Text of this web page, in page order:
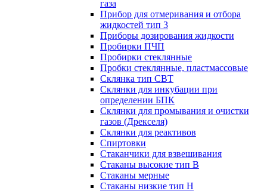
газа
Прибор для отмеривания и отбора
жидкостей тип 3
Приборы дозирования жидкости
Пробирки ПЧП
Пробирки стеклянные
Пробки стеклянные, пластмассовые
Склянка тип СВТ
Склянки для инкубации при
определении БПК
Склянки для промывания и очистки
газов (Дрекселя)
Склянки для реактивов
Спиртовки
Стаканчики для взвешивания
Стаканы высокие тип В
Стаканы мерные
Стаканы низкие тип Н